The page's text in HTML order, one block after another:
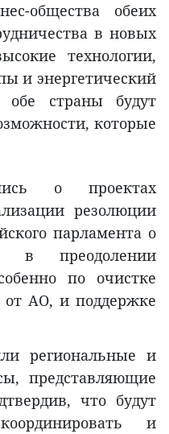
общества обеих
в новых
технологии,
и энергетический
обе страны будут
которые
о проектах
резолюции
парламента о
в преодолении
по очистке
от АО, и поддержке
региональные и
представляющие
что будут
и